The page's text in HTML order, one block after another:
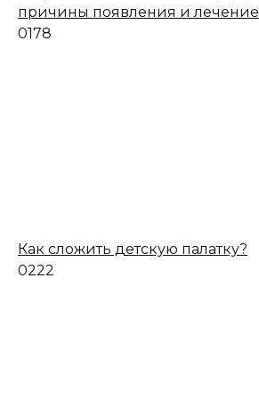
причины появления и лечение
0178
Как сложить детскую палатку?
0222